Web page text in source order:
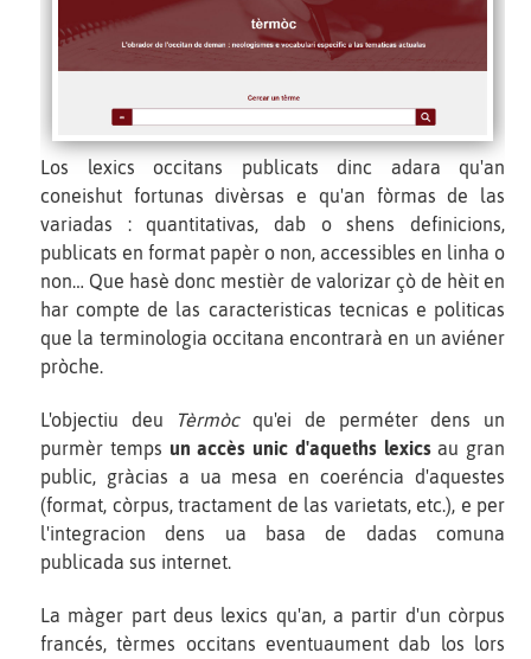
Los lexics occitans publicats dinc adara qu'an
coneishut fortunas divèrsas e qu'an fòrmas de las
variadas : quantitativas, dab o shens definicions,
publicats en format papèr o non, accessibles en linha o
non… Que hasè donc mestièr de valorizar çò de hèit en
har compte de las caracteristicas tecnicas e politicas
que la terminologia occitana encontrarà en un aviéner
pròche.
L'objectiu deu Tèrmòcqu'ei de perméter dens un
purmèr temps un accès unic d'aqueths lexicsau gran
public, gràcias a ua mesa en coeréncia d'aquestes
(format, còrpus, tractament de las varietats, etc.), e per
l'integracion dens ua basa de dadas comuna
publicada sus internet.
La màger part deus lexics qu'an, a partir d'un còrpus
francés, tèrmes occitans eventuaument dab los lors